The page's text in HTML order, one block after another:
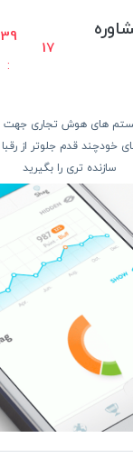
39
16
های هوش تجاری جهت
خودچند قدم جلوتر از
سازنده تری را بگیرید